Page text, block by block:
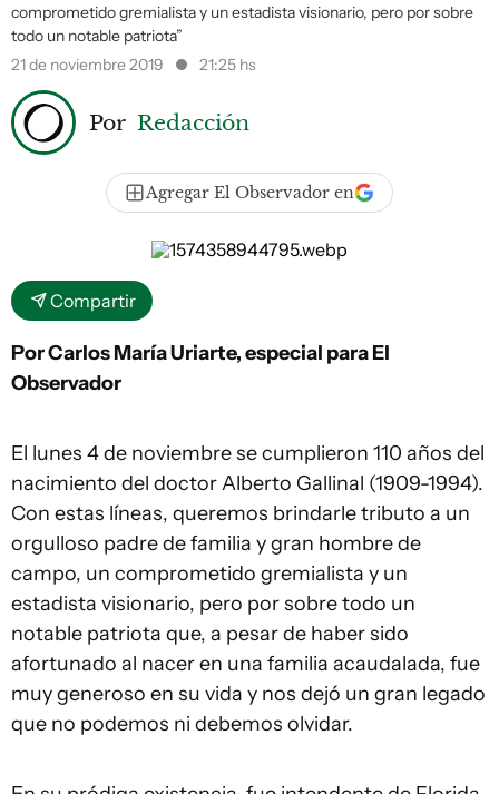
comprometido gremialista y un estadista visionario, pero por sobre
todo un notable patriota”
21 de noviembre 2019
21:25 hs
Por Redacción
Agregar El Observador en
Compartir
Por Carlos María Uriarte, especial para El
Observador
El lunes 4 de noviembre se cumplieron 110 años del
nacimiento del doctor Alberto Gallinal (1909-1994).
Con estas líneas, queremos brindarle tributo a un
orgulloso padre de familia y gran hombre de
campo, un comprometido gremialista y un
estadista visionario, pero por sobre todo un
notable patriota que, a pesar de haber sido
afortunado al nacer en una familia acaudalada, fue
muy generoso en su vida y nos dejó un gran legado
que no podemos ni debemos olvidar.